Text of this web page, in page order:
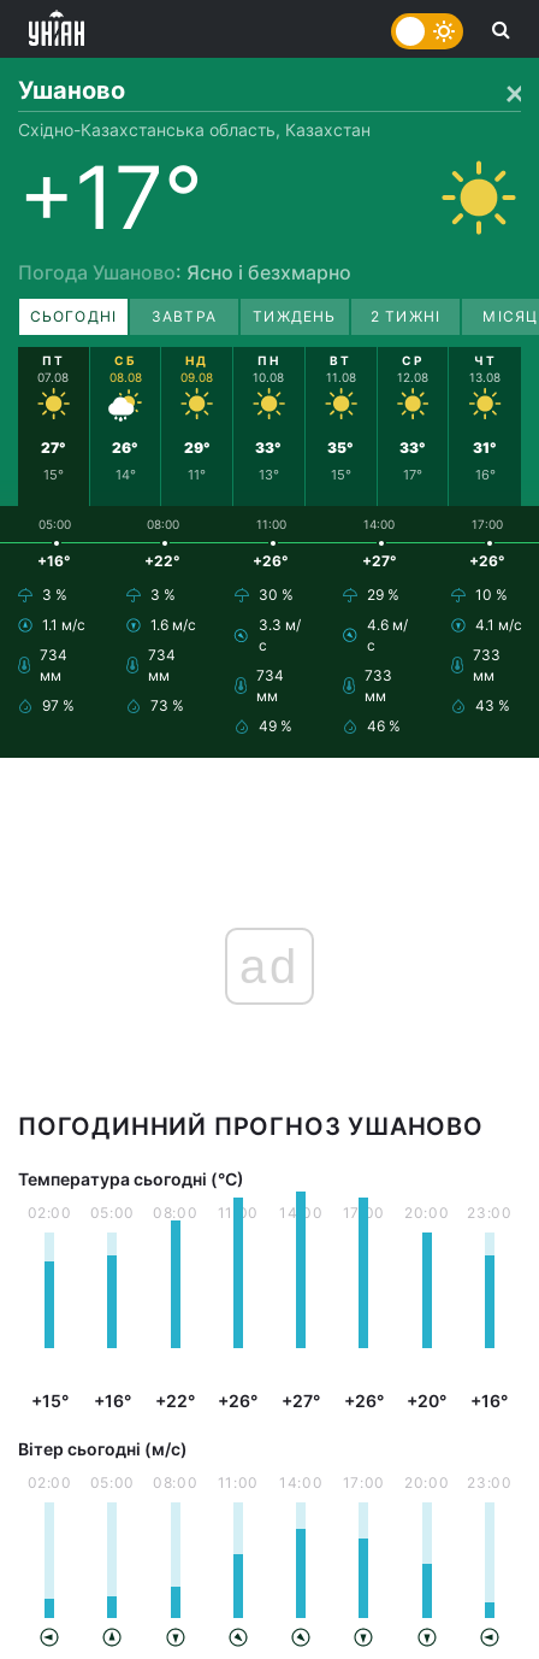
Ушаново
Східно-Казахстанська область, Казахстан
+17°
Погода Ушаново: Ясно і безхмарно
СЬОГОДНІ ЗАВТРА ТИЖДЕНЬ 2 ТИЖНІ
ПТ
07.08
27°
15°
СБ
08.08
26°
14°
НД
09.08
29°
11°
ПН
10.08
33°
13°
ВТ
11.08
35°
15°
СР
12.08
33°
17°
ЧТ
13.08
31°
16°
05:00
+16°
3 %
1.1 м/с
734
мм
97 %
08:00
+22°
3 %
1.6 м/с
734
мм
73 %
11:00
+26°
30 %
3.3 м/
с
734
мм
49 %
14:00
+27°
29 %
4.6 м/
с
733
мм
46 %
17:00
+26°
10 %
4.1 м/с
733
мм
43 %
ad
ПОГОДИННИЙ ПРОГНОЗ УШАНОВО
Температура сьогодні (°С)
02:00
+15°
05:00
+16°
08:00
+22°
11:00
+26°
14:00
+27°
17:00
+26°
20:00
+20°
23:00
+16°
Вітер сьогодні (м/с)
02:00 05:00 08:00 11:00 14:00 17:00 20:00 23:00